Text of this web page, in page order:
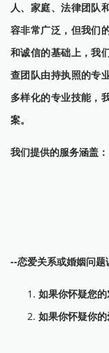
人、家庭、法律团队
容非常广泛，但我们
和诚信的基础上，我
查团队由持执照的专
多样化的专业技能，
案。
我们提供的服务涵盖：
--恋爱关系或婚姻问题
如果你怀疑您的
如果你怀疑你的